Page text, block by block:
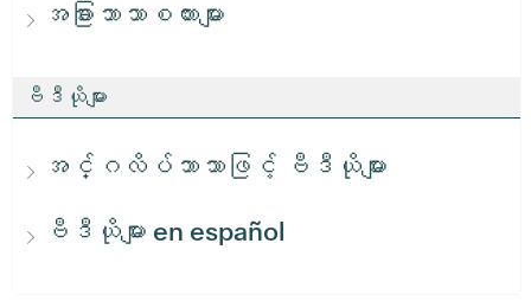
အခြားဘာသာစကားများ
ဗီဒီယိုများ
အင်္ဂလိပ်ဘာသာဖြင့် ဗီဒီယိုများ
ဗီဒီယိုများ en español